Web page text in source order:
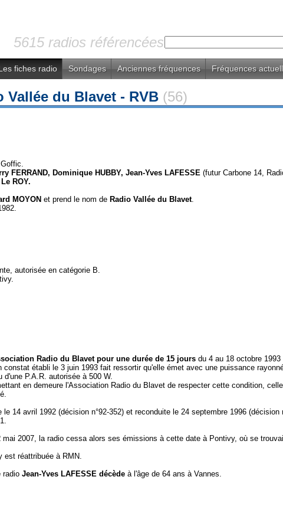
5615 radios référencées
fiches radio Sondages Anciennes fréquences Fréquences
Vallée du Blavet - RVB (56)
FERRAND, Dominique HUBBY, Jean-Yves LAFESSE (futur Carbone 14,
ROY.
MOYON et prend le nom de Radio Vallée du Blavet.
autorisée en catégorie B.
Radio du Blavet pour une durée de 15 jours du 4 au 18 octobre 1993
établi le 3 juin 1993 fait ressortir qu'elle émet avec une puissance
P.A.R. autorisée à 500 W.
en demeure l'Association Radio du Blavet de respecter cette condition,
le 14 avril 1992 (décision n°92-352) et reconduite le 24 septembre 1996 (décision
mai 2007, la radio cessa alors ses émissions à cette date à Pontivy, où se
est réattribuée à RMN.
radio Jean-Yves LAFESSE décède à l'âge de 64 ans à Vannes.